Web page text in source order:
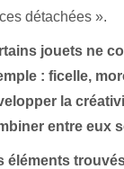
détachées ».
jouets ne
: ficelle,
la
entre eux
éléments